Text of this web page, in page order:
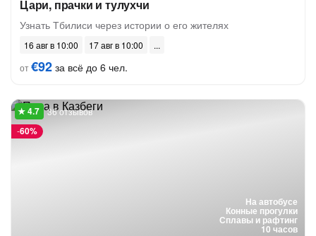
Цари, прачки и тулухчи
Узнать Тбилиси через истории о его жителях
16 авг в 10:00
17 авг в 10:00
от€92 за всё до 6 чел.
На автобусе
Конные прогулки
Сплавы и рафтинг
10 часов
-60%
36 отзывов